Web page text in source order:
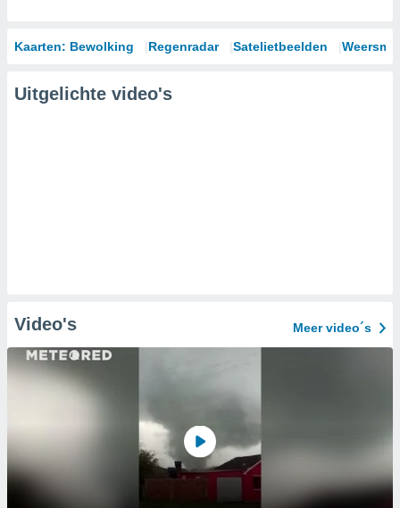
Kaarten: Bewolking Regenradar Satelietbeelden
Uitgelichte video's
Video's Meer video´s